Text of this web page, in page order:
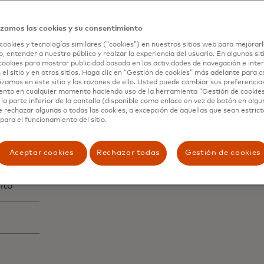
todo el mundo, las 24 horas del día, con Informes de
para informar de una tarjeta robada o perdida y
robada, usted no será responsable por transacciones
Columbia, las Islas Vírgenes de EE. UU. y Puerto
usted puede comunicarse fácilmente con un
en su idioma. Usted puede llamar gratis desde más
gratis de Mastercard Global Service son los siguientes:
las cookies y su consentimiento
y tecnologías similares (“cookies”) en nuestros sitios web para
entender a nuestro público y realzar la experiencia del usuario. En algunos
para mostrar publicidad basada en las actividades de navegación e
el sitio y en otros sitios. Haga clic en “Gestión de cookies” más adelante para
en este sitio y las razones de ello. Usted puede cambiar sus
en cualquier momento haciendo uso de la herramienta “Gestión de
la parte inferior de la pantalla (disponible como enlace en vez de botón en
rechazar algunas o todas las cookies, a excepción de aquellas que sean
el funcionamiento del sitio.
Aceptar cookies Rechazar todas Gestión de cookies